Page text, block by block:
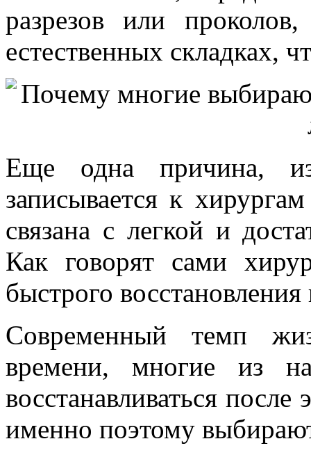
разрезов или
естественных складках,
Еще одна причина,
записывается к
связана с легкой и
Как говорят сами
быстрого
Современный темп
времени, многие из
восстанавливаться после
именно поэтому